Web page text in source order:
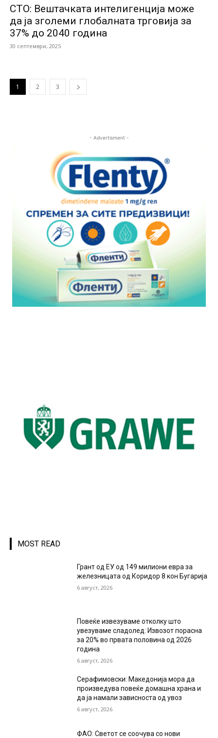
СТО: Вештачката интелигенција може
да ја зголеми глобалната трговија за
37% до 2040 година
30 септември, 2025
1 2 3
- Advertisment -
MOST READ
Грант од ЕУ од 149 милиони евра за
железницата од Коридор 8 кон Бугарија
6 август, 2026
Повеќе извезуваме отколку што
увезуваме сладолед: Извозот порасна
за 20% во првата половина од 2026
година
6 август, 2026
Серафимовски: Македонија мора да
произведува повеќе домашна храна и
да ја намали зависноста од увоз
6 август, 2026
ФАО: Светот се соочува со нови